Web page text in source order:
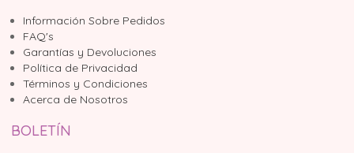
Información Sobre Pedidos
FAQ's
Garantías y Devoluciones
Política de Privacidad
Términos y Condiciones
Acerca de Nosotros
BOLETÍN